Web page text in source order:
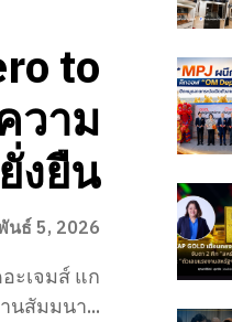
to
วาม
งยืน
นธ์ 5, 2026
ะเจมส์ แก
นสัมมนา...